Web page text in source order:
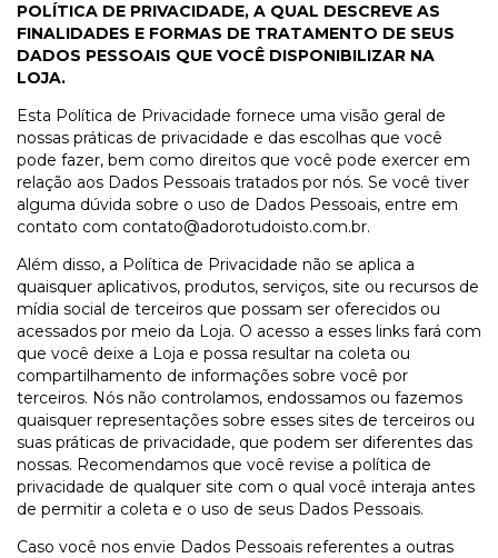
POLÍTICA DE PRIVACIDADE, A QUAL DESCREVE AS
FINALIDADES E FORMAS DE TRATAMENTO DE SEUS
DADOS PESSOAIS QUE VOCÊ DISPONIBILIZAR NA
LOJA.
Esta Política de Privacidade fornece uma visão geral de
nossas práticas de privacidade e das escolhas que você
pode fazer, bem como direitos que você pode exercer em
relação aos Dados Pessoais tratados por nós. Se você tiver
alguma dúvida sobre o uso de Dados Pessoais, entre em
contato com contato@adorotudoisto.com.br.
Além disso, a Política de Privacidade não se aplica a
quaisquer aplicativos, produtos, serviços, site ou recursos de
mídia social de terceiros que possam ser oferecidos ou
acessados por meio da Loja. O acesso a esses links fará com
que você deixe a Loja e possa resultar na coleta ou
compartilhamento de informações sobre você por
terceiros. Nós não controlamos, endossamos ou fazemos
quaisquer representações sobre esses sites de terceiros ou
suas práticas de privacidade, que podem ser diferentes das
nossas. Recomendamos que você revise a política de
privacidade de qualquer site com o qual você interaja antes
de permitir a coleta e o uso de seus Dados Pessoais.
Caso você nos envie Dados Pessoais referentes a outras